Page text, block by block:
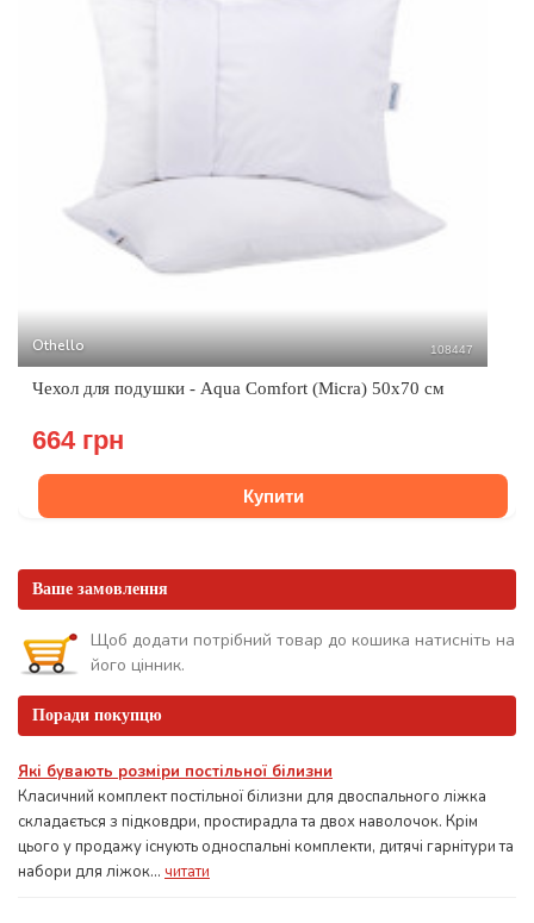
Othello 108447
Чехол для подушки - Aqua Comfort (Micra) 50х70 см
664 грн
Купити
Ваше замовлення
Щоб додати потрібний товар до кошика натисніть на
його цінник.
Поради покупцю
Які бувають розміри постільної білизни
Класичний комплект постільної білизни для двоспального ліжка
складається з підковдри, простирадла та двох наволочок. Крім
цього у продажу існують односпальні комплекти, дитячі гарнітури та
набори для ліжок... читати